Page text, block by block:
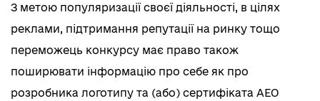
З метою популяризації своєї діяльності, в цілях
реклами, підтримання репутації на ринку тощо
переможець конкурсу має право також
поширювати інформацію про себе як про
розробника логотипу та (або) сертифіката АЕО